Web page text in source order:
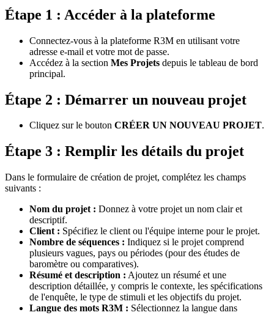
Étape 1 : Accéder à la plateforme
Connectez-vous à la plateforme R3M en utilisant votre
adresse e-mail et votre mot de passe.
Accédez à la section Mes Projets depuis le tableau de bord
principal.
Étape 2 : Démarrer un nouveau projet
Cliquez sur le bouton CRÉER UN NOUVEAU PROJET.
Étape 3 : Remplir les détails du projet
Dans le formulaire de création de projet, complétez les champs
suivants :
Nom du projet : Donnez à votre projet un nom clair et
descriptif.
Client : Spécifiez le client ou l'équipe interne pour le projet.
Nombre de séquences : Indiquez si le projet comprend
plusieurs vagues, pays ou périodes (pour des études de
baromètre ou comparatives).
Résumé et description : Ajoutez un résumé et une
description détaillée, y compris le contexte, les spécifications
de l'enquête, le type de stimuli et les objectifs du projet.
Langue des mots R3M : Sélectionnez la langue dans